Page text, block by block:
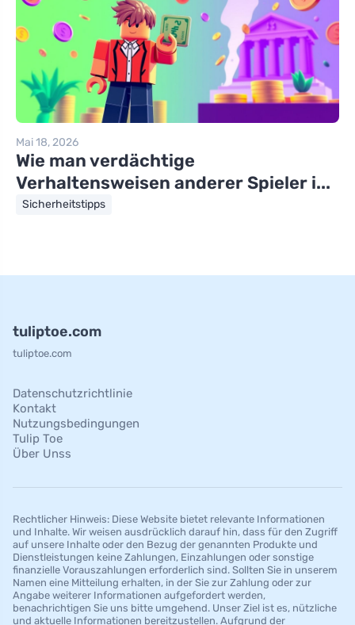
Mai 18, 2026
Wie man verdächtige
Verhaltensweisen anderer Spieler i...
Sicherheitstipps
tuliptoe.com
tuliptoe.com
Datenschutzrichtlinie
Kontakt
Nutzungsbedingungen
Tulip Toe
Über Unss
Rechtlicher Hinweis: Diese Website bietet relevante Informationen
und Inhalte. Wir weisen ausdrücklich darauf hin, dass für den Zugriff
auf unsere Inhalte oder den Bezug der genannten Produkte und
Dienstleistungen keine Zahlungen, Einzahlungen oder sonstige
finanzielle Vorauszahlungen erforderlich sind. Sollten Sie in unserem
Namen eine Mitteilung erhalten, in der Sie zur Zahlung oder zur
Angabe weiterer Informationen aufgefordert werden,
benachrichtigen Sie uns bitte umgehend. Unser Ziel ist es, nützliche
und aktuelle Informationen bereitzustellen. Aufgrund der